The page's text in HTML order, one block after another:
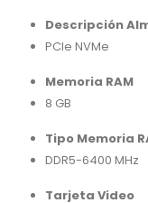
Descripción
PCIe NVMe
Memoria RAM
8 GB
Tipo Memoria
DDR5-6400 MHz
Tarjeta Video